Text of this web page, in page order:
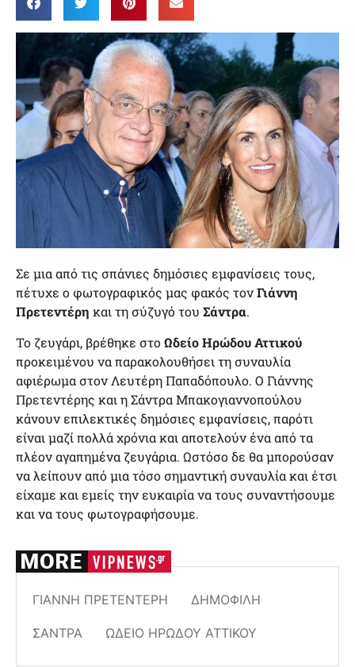
Σε μια από τις σπάνιες δημόσιες εμφανίσεις τους,
πέτυχε ο φωτογραφικός μας φακός τονΓιάννη
Πρετεντέρη και τη σύζυγό του Σάντρα.
Το ζευγάρι, βρέθηκε στοΩδείο Ηρώδου Αττικού
προκειμένου να παρακολουθήσει τη συναυλία
αφιέρωμα στον Λευτέρη Παπαδόπουλο. Ο Γιάννης
Πρετεντέρης και η Σάντρα Μπακογιαννοπούλου
κάνουν επιλεκτικές δημόσιες εμφανίσεις, παρότι
είναι μαζί πολλά χρόνια και αποτελούν ένα από τα
πλέον αγαπημένα ζευγάρια. Ωστόσο δε θα μπορούσαν
να λείπουν από μια τόσο σημαντική συναυλία και έτσι
είχαμε και εμείς την ευκαιρία να τους συναντήσουμε
και να τους φωτογραφήσουμε.
ΓΙΆΝΝΗ ΠΡΕΤΕΝΤΈΡΗ ΔΗΜΟΦΙΛΗ
ΣΆΝΤΡΑ ΩΔΕΊΟ ΗΡΏΔΟΥ ΑΤΤΙΚΟΎ